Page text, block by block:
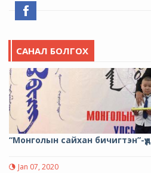
САНАЛ БОЛГОХ
“Монголын сайхан бичигтэн”-
Jan 07, 2020